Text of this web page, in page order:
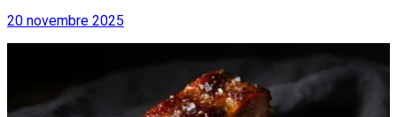
20 novembre 2025